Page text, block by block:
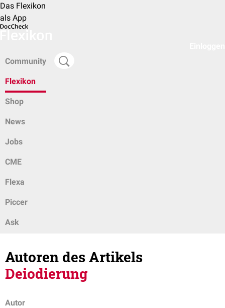
Das Flexikon
als App
Community
Flexikon
Shop
News
Jobs
CME
Flexa
Piccer
Ask
Autoren des Artikels
Deiodierung
Autor